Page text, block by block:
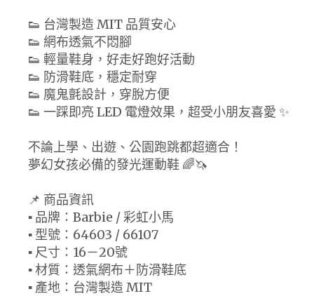
👟 台灣製造 MIT 品質安心
👟 網布透氣不悶腳
👟 輕量鞋身，好走好跑好活動
👟 防滑鞋底，穩定耐穿
👟 魔鬼氈設計，穿脫方便
👟 一踩即亮 LED 電燈效果，超受小朋友喜愛 ✨
不論上學、出遊、公園跑跳都超適合！
夢幻女孩必備的發光運動鞋 🌈🦄
📌 商品資訊
▪️ 品牌：Barbie / 彩虹小馬
▪️ 型號：64603 / 66107
▪️ 尺寸：16－20號
▪️ 材質：透氣網布＋防滑鞋底
▪️ 產地：台灣製造 MIT